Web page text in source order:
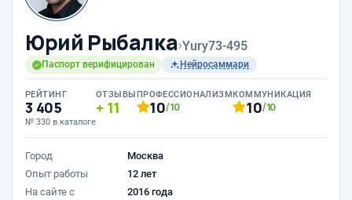
Юрий Рыбалка›Yury73-495
Паспорт верифицирован Нейросаммари
РЕЙТИНГ
3 405
№ 330 в каталоге
ОТЗЫВЫ
11
ПРОФЕССИОНАЛИЗМ
10/10
КОММУНИКАЦИЯ
10/10
Город
Москва
Опыт работы
12 лет
На сайте с
2016 года